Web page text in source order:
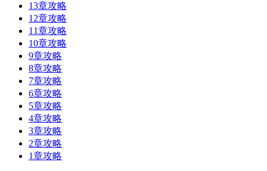
13章攻略
12章攻略
11章攻略
10章攻略
9章攻略
8章攻略
7章攻略
6章攻略
5章攻略
4章攻略
3章攻略
2章攻略
1章攻略